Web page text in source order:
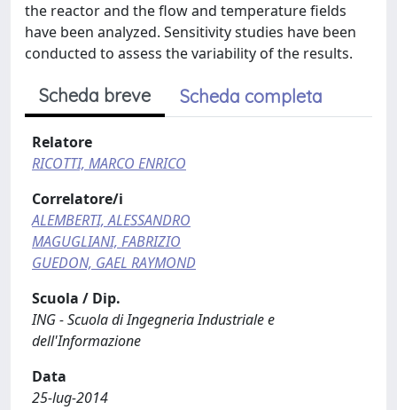
the reactor and the flow and temperature fields
have been analyzed. Sensitivity studies have been
conducted to assess the variability of the results.
Scheda breve Scheda completa
Relatore
RICOTTI, MARCO ENRICO
Correlatore/i
ALEMBERTI, ALESSANDRO
MAGUGLIANI, FABRIZIO
GUEDON, GAEL RAYMOND
Scuola / Dip.
ING - Scuola di Ingegneria Industriale e
dell'Informazione
Data
25-lug-2014